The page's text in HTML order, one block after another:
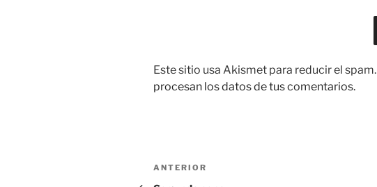
Este sitio usa Akismet para reducir el spam.
procesan los datos de tus comentarios.
Navegación
Entrada
ANTERIOR